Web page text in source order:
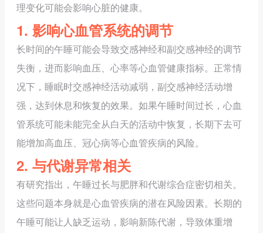
理变化可能会影响心脏的健康。
1. 影响心血管系统的调节
长时间的午睡可能会导致交感神经和副交感神经的调节
失衡，进而影响血压、心率等心血管健康指标。正常情
况下，睡眠时交感神经活动减弱，副交感神经活动增
强，达到休息和恢复的效果。如果午睡时间过长，心血
管系统可能未能完全从白天的活动中恢复，长期下去可
能增加高血压、冠心病等心血管疾病的风险。
2. 与代谢异常相关
有研究指出，午睡过长与肥胖和代谢综合症密切相关。
这些问题本身就是心血管疾病的潜在风险因素。长期的
午睡可能让人缺乏运动，影响新陈代谢，导致体重增